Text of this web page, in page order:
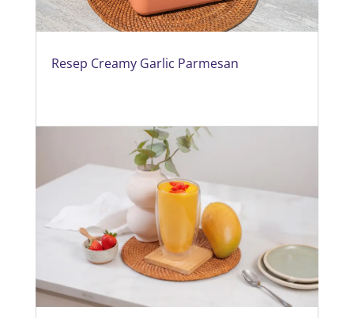
Resep Creamy Garlic Parmesan